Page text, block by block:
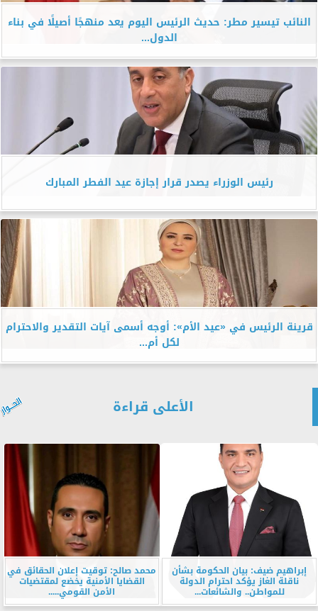
النائب تيسير مطر: حديث الرئيس اليوم يعد منهجًا أصيلًا في بناء
الدول...
رئيس الوزراء يصدر قرار إجازة عيد الفطر المبارك
قرينة الرئيس في «عيد الأم»: أوجه أسمى آيات التقدير والاحترام
لكل أم...
الأعلى قراءة
إبراهيم ضيف: بيان الحكومة بشأن
ناقلة الغاز يؤكد احترام الدولة
للمواطن.. والشائعات...
محمد صالح: توقيت إعلان الحقائق في
القضايا الأمنية يخضع لمقتضيات
الأمن القومي.....